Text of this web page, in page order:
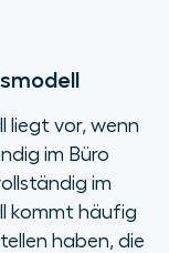
liegt vor, wenn
im Büro
im
kommt häufig
haben, die